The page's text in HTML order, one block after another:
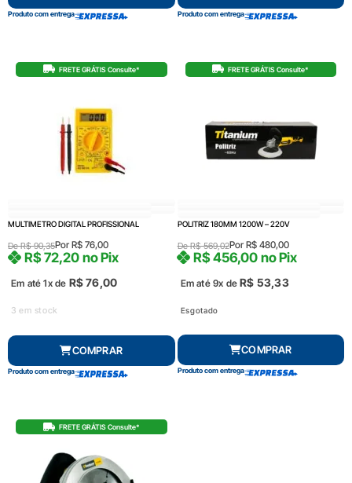
Produto com entrega Produto com entrega
FRETE GRÁTIS Consulte*
MULTIMETRO DIGITAL PROFISSIONAL
DeR$90,35Por R$ 76,00
Em até 1x de R$76,00
R$72,20 no Pix
3 em stock
COMPRAR
Produto com entrega
FRETE GRÁTIS Consulte*
POLITRIZ 180MM 1200W – 220V
DeR$569,02Por R$480,00
Em até 9x deR$ 53,33
R$456,00 no Pix
Esgotado
COMPRAR
Produto com entrega
FRETE GRÁTIS Consulte*